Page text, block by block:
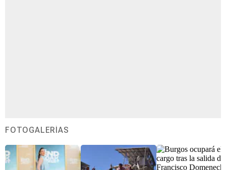
FOTOGALERÍAS